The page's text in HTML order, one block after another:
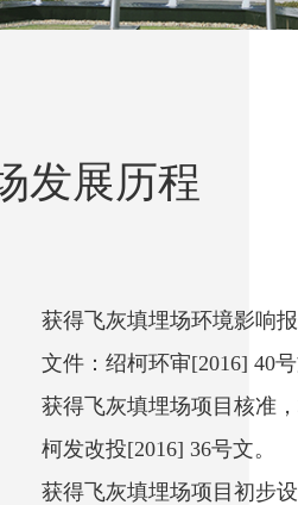
发展历程
获得飞灰填埋场环境影响
文件：绍柯环审[2016] 40号
获得飞灰填埋场项目核准
柯发改投[2016] 36号文。
获得飞灰填埋场项目初步